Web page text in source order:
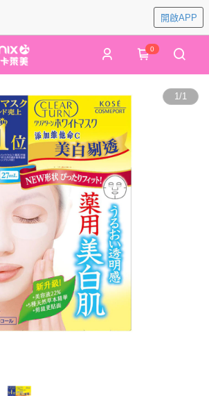
開啟APP
0
1/1